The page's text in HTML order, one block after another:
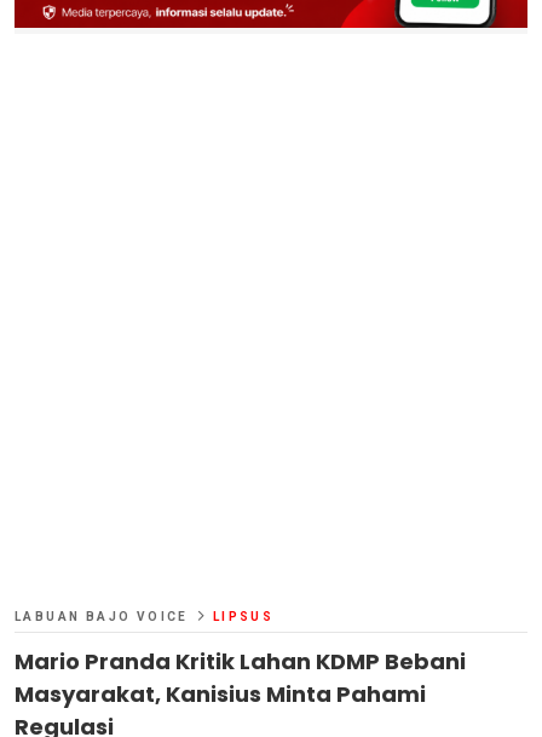
LABUAN BAJO VOICE LIPSUS
Mario Pranda Kritik Lahan KDMP Bebani
Masyarakat, Kanisius Minta Pahami
Regulasi